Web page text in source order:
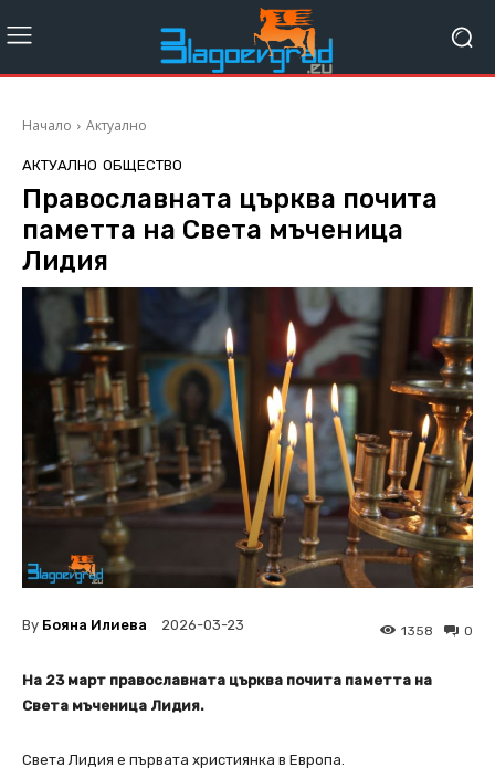
Начало Актуално
АКТУАЛНО ОБЩЕСТВО
Православната църква почита
паметта на Света мъченица
Лидия
By Бояна Илиева 2026-03-23 0
1358
На 23 март православната църква почита паметта на
Света мъченица Лидия.
Света Лидия е първата християнка в Европа.